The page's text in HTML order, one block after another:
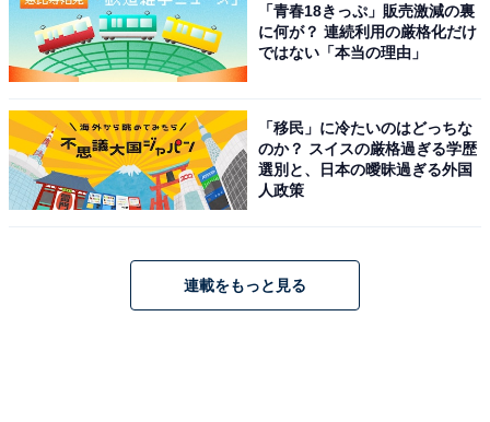
「青春18きっぷ」販売激減の裏
に何が？ 連続利用の厳格化だけ
ではない「本当の理由」
「移民」に冷たいのはどっちな
のか？ スイスの厳格過ぎる学歴
選別と、日本の曖昧過ぎる外国
人政策
連載をもっと見る